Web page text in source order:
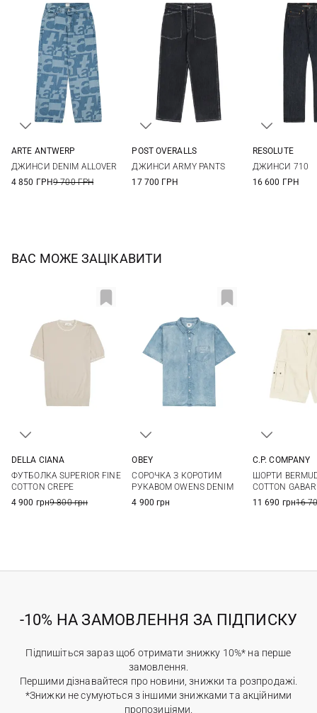
ARTE ANTWERP
ДЖИНСИ DENIM ALLOVER
4 850 ГРН9 700 ГРН
POST OVERALLS
ДЖИНСИ ARMY PANTS
17 700 ГРН
40/34
RESOLUTE
ДЖИНСИ 710
16 600 ГРН
ВАС МОЖЕ ЗАЦІКАВИТИ
58
60
DELLA CIANA
ФУТБОЛКА SUPERIOR FINE
COTTON CREPE
4 900 грн9 800 грн
OBEY
СОРОЧКА З КОРОТИМ
РУКАВОМ OWENS DENIM
4 900 грн
54
C.P. COMPANY
ШОРТИ
COTTON
11 690 грн16
-10% НА ЗАМОВЛЕННЯ ЗА ПІДПИСКУ
Підпишіться зараз щоб отримати знижку 10%* на перше
замовлення.
Першими дізнавайтеся про новини, знижки та розпродажі.
*Знижки не сумуються з іншими знижками та акційними
пропозиціями.